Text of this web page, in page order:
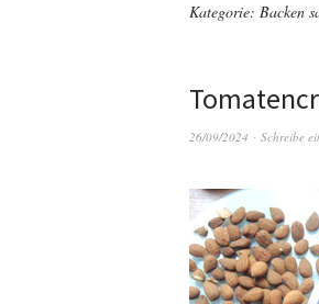
Kategorie: Backen
26/09/2024 Schreibe